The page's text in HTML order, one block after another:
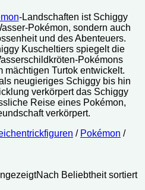
-Landschaften ist Schiggy
Pokémon, sondern auch
und des Abenteuers.
Kuscheltiers spiegelt die
Pokémons
mächtigen Turtok entwickelt.
neugieriges Schiggy bis hin
verkörpert das Schiggy
Reise eines Pokémon,
verkörpert.
/ Pokémon /
Nach Beliebtheit sortiert